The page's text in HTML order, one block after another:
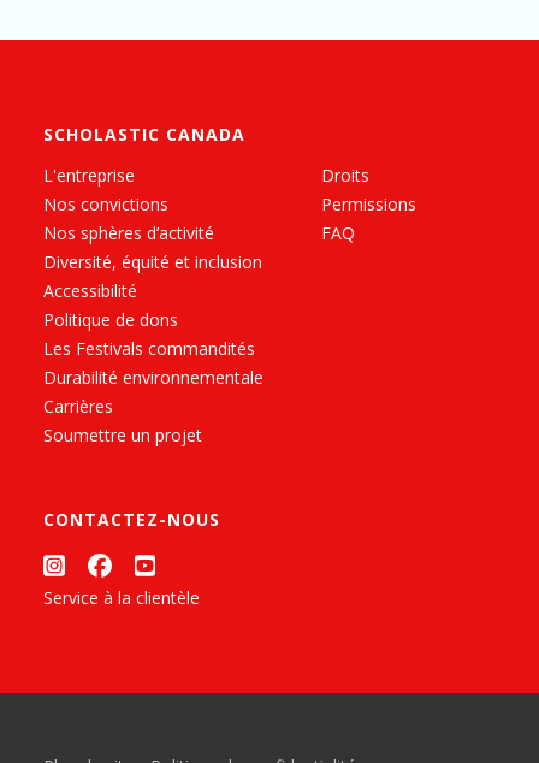
SCHOLASTIC CANADA
L'entreprise
Nos convictions
Nos sphères d’activité
Diversité, équité et inclusion
Accessibilité
Politique de dons
Les Festivals commandités
Durabilité environnementale
Carrières
Soumettre un projet
Droits
Permissions
FAQ
CONTACTEZ-NOUS
Service à la clientèle